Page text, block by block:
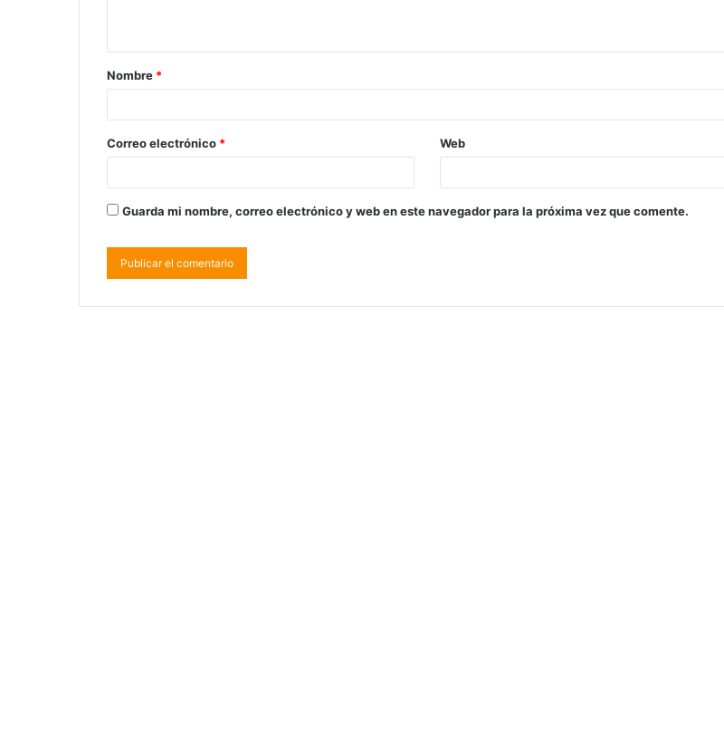
Nombre *
Correo electrónico * Web
Guarda mi nombre, correo electrónico y web en este navegador para la próxima vez que comente.